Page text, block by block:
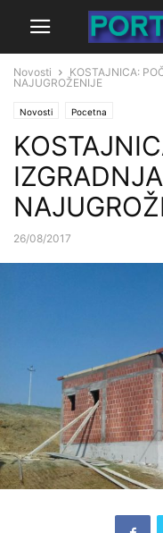
Novosti
KOSTAJNICA:
NAJUGROŽENIJE
Novosti Pocetna
26/08/2017